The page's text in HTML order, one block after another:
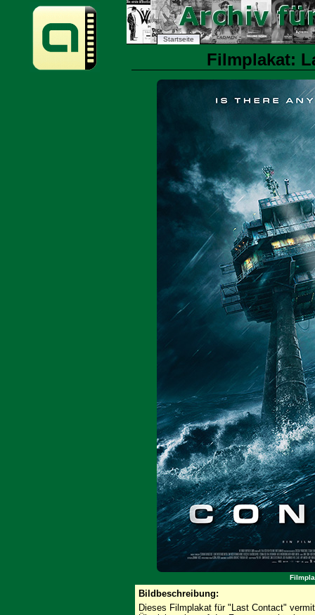
Startseite
Filmplakat:
Bildbeschreibung:
Dieses Filmplakat für "Last Contact"